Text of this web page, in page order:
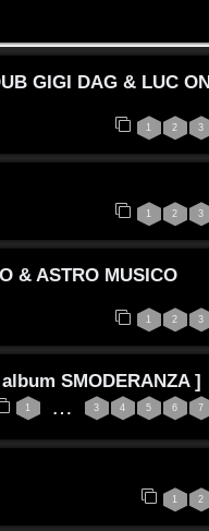
GIGI DAG & LUC ON
1 2 3
1 2 3
& ASTRO MUSICO
1 2 3
SMODERANZA ]
1 … 3 4 5 6 7
1 2